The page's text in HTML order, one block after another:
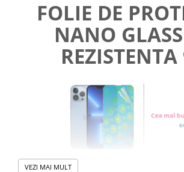
FOLIE DE
NANO
VEZI MAI MULT